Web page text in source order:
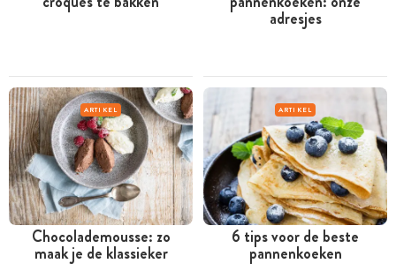
adresjes
ARTIKEL
Chocolademousse: zo
maak je de klassieker
ARTIKEL
6 tips voor de beste
pannenkoeken